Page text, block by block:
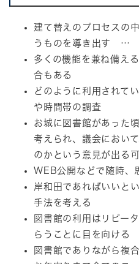
建て替えのプロセスの
うものを導き出す …
多くの機能を兼ね備え
合もある
どのように利用され
や時間帯の調査
お城に図書館があった
考えられ、議会におい
のかという意見が出る
WEB公開などで随時、
岸和田であればいいと
手法を考える
図書館の利用はリピー
らうことに目を向ける
図書館でありながら